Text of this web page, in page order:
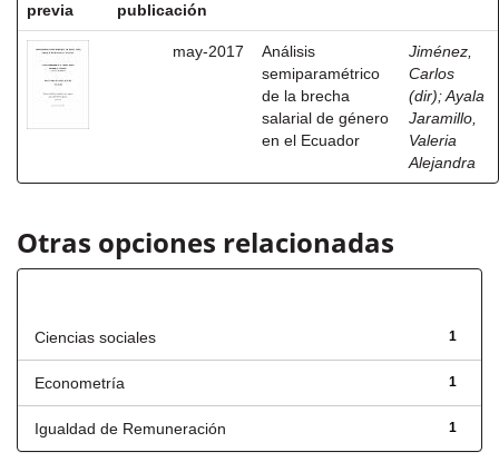
previa
publicación
may-2017
Análisis
semiparamétrico
de la brecha
salarial de género
en el Ecuador
Jiménez,
Carlos
(dir);Ayala
Jaramillo,
Valeria
Alejandra
Otras opciones relacionadas
1
Ciencias sociales
1
Econometría
1
Igualdad de Remuneración